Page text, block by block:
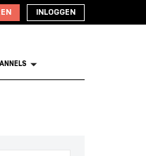
INLOGGEN